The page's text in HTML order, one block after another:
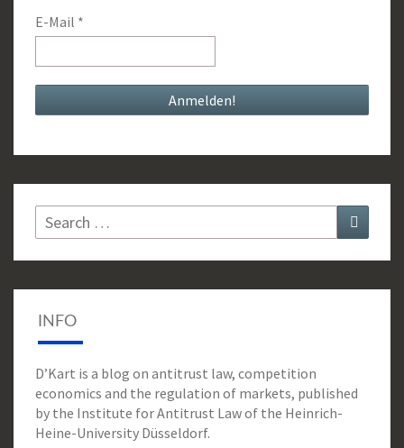
E-Mail *
Search
for:
Search
INFO
D’Kart is a blog on antitrust law, competition
economics and the regulation of markets, published
by the Institute for Antitrust Law of the Heinrich-
Heine-University Düsseldorf.